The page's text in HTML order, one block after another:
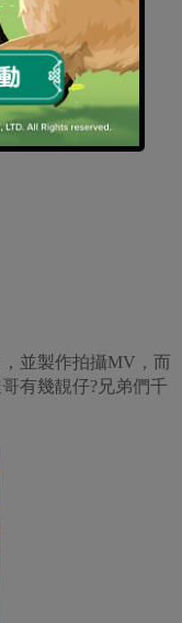
並製作拍攝MV，而
有幾靚仔?兄弟們千